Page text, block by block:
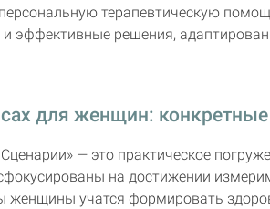
терапевтическую
и эффективные решения,
для женщин: конкретные
— это практическое
на достижении
женщины учатся формировать